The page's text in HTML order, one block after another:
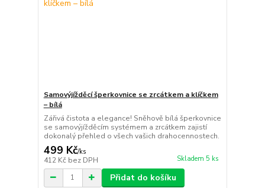
Samovýjížděcí šperkovnice se zrcátkem a klíčkem
– bílá
Zářivá čistota a elegance! Sněhově bílá šperkovnice
se samovýjížděcím systémem a zrcátkem zajistí
dokonalý přehled o všech vašich drahocennostech.
499 Kč/ks
412 Kč bez DPH Skladem 5 ks
Přidat do košíku